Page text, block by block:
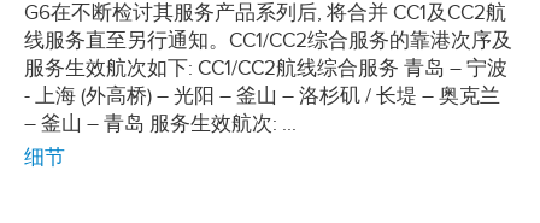
G6在不断检讨其服务产品系列后, 将合并 CC1及CC2航
线服务直至另行通知。CC1/CC2综合服务的靠港次序及
服务生效航次如下: CC1/CC2航线综合服务 青岛 – 宁波
- 上海 (外高桥) – 光阳 – 釜山 – 洛杉矶 / 长堤 – 奥克兰
– 釜山 – 青岛 服务生效航次: ...
细节